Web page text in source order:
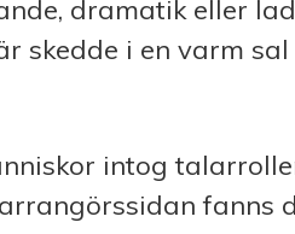
dramatik eller
skedde i en varm
intog
fanns